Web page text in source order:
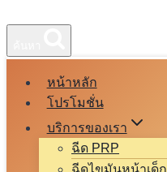
หน้าหลัก
โปรโมชั่น
บริการของเรา
ฉีด PRP
ฉีดไขมันหน้าเด็ก